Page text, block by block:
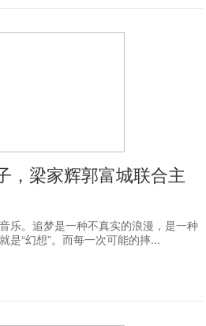
，梁家辉郭富城联合主
乐。追梦是一种不真实的浪漫，是一种
是“幻想”。而每一次可能的摔...